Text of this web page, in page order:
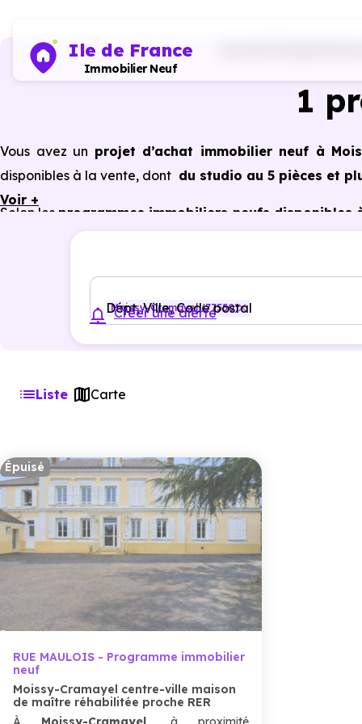
Ile de France
Immobilier Neuf
1
Vous avez un projet d’achat immobilier neuf à
disponibles à la vente, dont du studio au 5 pièces et
Selon les programmes immobiliers neufs disponibles
Voir +
Dépt, Ville, Code postal
Moissy-Cramayel (77550)
Créer une alerte
Liste Carte
Épuisé
RUE MAULOIS - Programme immobilier
neuf
Moissy-Cramayel centre-ville maison
de maître réhabilitée proche RER